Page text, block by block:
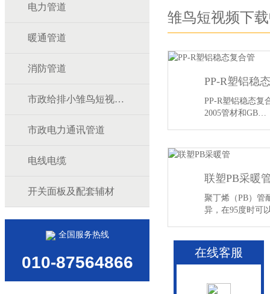
电力管道
暖通管道
消防管道
市政给排小雏鸟短视频道
市政电力通讯管道
电线电缆
开关面板及配套辅材
全国服务热线
010-87564866
雏鸟短视频下
PP-R塑铝稳
PP-R塑铝稳态复
2005管材和GB…
联塑PB采暖
聚丁烯（PB）管
异，在95度时
在线客服